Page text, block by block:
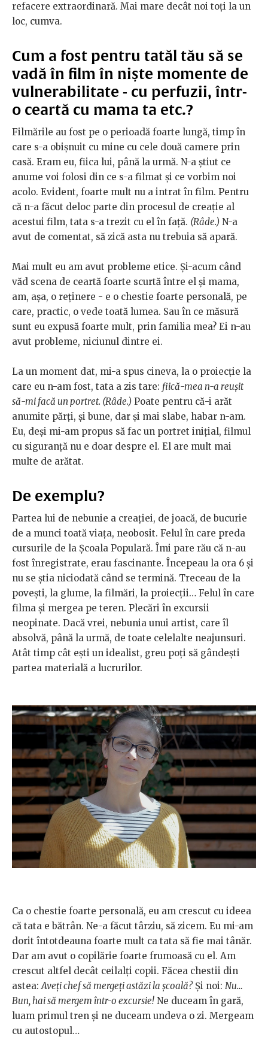
refacere extraordinară. Mai mare decât noi toți la un
loc, cumva.
Cum a fost pentru tatăl tău să se
vadă în film în niște momente de
vulnerabilitate - cu perfuzii, într-
o ceartă cu mama ta etc.?
Filmările au fost pe o perioadă foarte lungă, timp în
care s-a obișnuit cu mine cu cele două camere prin
casă. Eram eu, fiica lui, până la urmă. N-a știut ce
anume voi folosi din ce s-a filmat și ce vorbim noi
acolo. Evident, foarte mult nu a intrat în film. Pentru
că n-a făcut deloc parte din procesul de creație al
acestui film, tata s-a trezit cu el în față. (Râde.) N-a
avut de comentat, să zică asta nu trebuia să apară.
Mai mult eu am avut probleme etice. Și-acum când
văd scena de ceartă foarte scurtă între el și mama,
am, așa, o reținere - e o chestie foarte personală, pe
care, practic, o vede toată lumea. Sau în ce măsură
sunt eu expusă foarte mult, prin familia mea? Ei n-au
avut probleme, niciunul dintre ei.
La un moment dat, mi-a spus cineva, la o proiecție la
care eu n-am fost, tata a zis tare: fiică-mea n-a reușit
să-mi facă un portret. (Râde.) Poate pentru că-i arăt
anumite părți, și bune, dar și mai slabe, habar n-am.
Eu, deși mi-am propus să fac un portret inițial, filmul
cu siguranță nu e doar despre el. El are mult mai
multe de arătat.
De exemplu?
Partea lui de nebunie a creației, de joacă, de bucurie
de a munci toată viața, neobosit. Felul în care preda
cursurile de la Școala Populară. Îmi pare rău că n-au
fost înregistrate, erau fascinante. Începeau la ora 6 și
nu se știa niciodată când se termină. Treceau de la
povești, la glume, la filmări, la proiecții… Felul în care
filma și mergea pe teren. Plecări în excursii
neopinate. Dacă vrei, nebunia unui artist, care îl
absolvă, până la urmă, de toate celelalte neajunsuri.
Atât timp cât ești un idealist, greu poți să gândești
partea materială a lucrurilor.
Ca o chestie foarte personală, eu am crescut cu ideea
că tata e bătrân. Ne-a făcut târziu, să zicem. Eu mi-am
dorit întotdeauna foarte mult ca tata să fie mai tânăr.
Dar am avut o copilărie foarte frumoasă cu el. Am
crescut altfel decât ceilalți copii. Făcea chestii din
astea:Aveți chef să mergeți astăzi la școală? Și noi: Nu…
Bun, hai să mergem într-o excursie! Ne duceam în gară,
luam primul tren și ne duceam undeva o zi. Mergeam
cu autostopul…